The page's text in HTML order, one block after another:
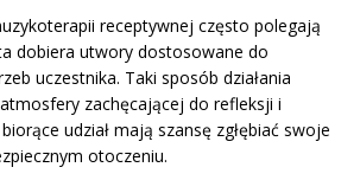
receptywnej często polegają
dobiera utwory dostosowane do
uczestnika. Taki sposób działania
zachęcającej do refleksji i
udział mają szansę zgłębiać swoje
otoczeniu.